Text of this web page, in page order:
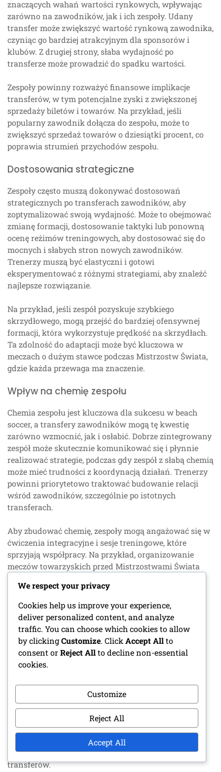
znaczących wahań wartości rynkowych, wpływając
zarówno na zawodników, jak i ich zespoły. Udany
transfer może zwiększyć wartość rynkową zawodnika,
czyniąc go bardziej atrakcyjnym dla sponsorów i
klubów. Z drugiej strony, słaba wydajność po
transferze może prowadzić do spadku wartości.
Zespoły powinny rozważyć finansowe implikacje
transferów, w tym potencjalne zyski z zwiększonej
sprzedaży biletów i towarów. Na przykład, jeśli
popularny zawodnik dołącza do zespołu, może to
zwiększyć sprzedaż towarów o dziesiątki procent, co
poprawia strumień przychodów zespołu.
Dostosowania strategiczne
Zespoły często muszą dokonywać dostosowań
strategicznych po transferach zawodników, aby
zoptymalizować swoją wydajność. Może to obejmować
zmianę formacji, dostosowanie taktyki lub ponowną
ocenę reżimów treningowych, aby dostosować się do
mocnych i słabych stron nowych zawodników.
Trenerzy muszą być elastyczni i gotowi
eksperymentować z różnymi strategiami, aby znaleźć
najlepsze rozwiązanie.
Na przykład, jeśli zespół pozyskuje szybkiego
skrzydłowego, mogą przejść do bardziej ofensywnej
formacji, która wykorzystuje prędkość na skrzydłach.
Ta zdolność do adaptacji może być kluczowa w
meczach o dużym stawce podczas Mistrzostw Świata,
gdzie każda przewaga ma znaczenie.
Wpływ na chemię zespołu
Chemia zespołu jest kluczowa dla sukcesu w beach
soccer, a transfery zawodników mogą tę kwestię
zarówno wzmocnić, jak i osłabić. Dobrze zintegrowany
zespół może skutecznie komunikować się i płynnie
realizować strategie, podczas gdy zespół z słabą chemią
może mieć trudności z koordynacją działań. Trenerzy
powinni priorytetowo traktować budowanie relacji
wśród zawodników, szczególnie po istotnych
transferach.
Aby zbudować chemię, zespoły mogą angażować się w
ćwiczenia integracyjne i sesje treningowe, które
sprzyjają współpracy. Na przykład, organizowanie
meczów towarzyskich przed Mistrzostwami Świata
nawiązaniu relacji z kolegami z drużyny, co
ostatecznie poprawia wydajność na boisku.
Historyczne trendy transferowe
Analiza historycznych trendów transferowych może
dostarczyć informacji na temat tego, jak ruchy
zawodników wpływają na sukces zespołów w
inwestują w utalentowanych zawodników, mają
tendencję do lepszego występowania w dłuższej
perspektywie, podczas gdy te, które zaniedbują
transfery, mogą zostać w tyle. Zrozumienie tych
trendów może pomóc zespołom w podejmowaniu
świadomych decyzji dotyczących przyszłych
transferów.
We respect your privacy
Cookies help us improve your experience,
deliver personalized content, and analyze
traffic. You can choose which cookies to allow
by clickingCustomize. Click Accept Allto
consent orReject Allto decline non-essential
cookies.
Customize
Reject All
Accept All